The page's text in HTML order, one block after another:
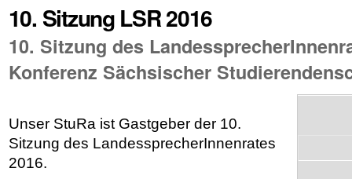
10. Sitzung LSR 2016
10. Sitzung des
Konferenz Sächsischer
Unser StuRa ist Gastgeber der 10.
Sitzung des LandessprecherInnenrates
2016.